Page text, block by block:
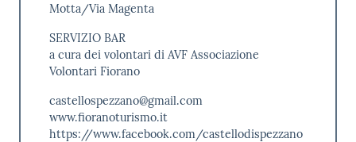
Motta/Via Magenta
SERVIZIO BAR
a cura dei volontari di AVF Associazione
Volontari Fiorano
castellospezzano@gmail.com
www.fioranoturismo.it
https://www.facebook.com/castellodispezzano